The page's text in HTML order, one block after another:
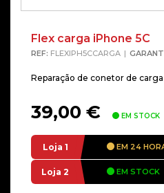
Flex carga iPhone 5C
REF: FLEXIPH5CCARGA
Reparação de conetor de
39,00 € EM STOCK
Loja 1 EM 24
Loja 2 EM STOCK